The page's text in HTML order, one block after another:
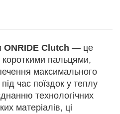
ONRIDE Clutch — це
пальцями,
максимального
час поїздок у теплу
технологічних
матеріалів, ці